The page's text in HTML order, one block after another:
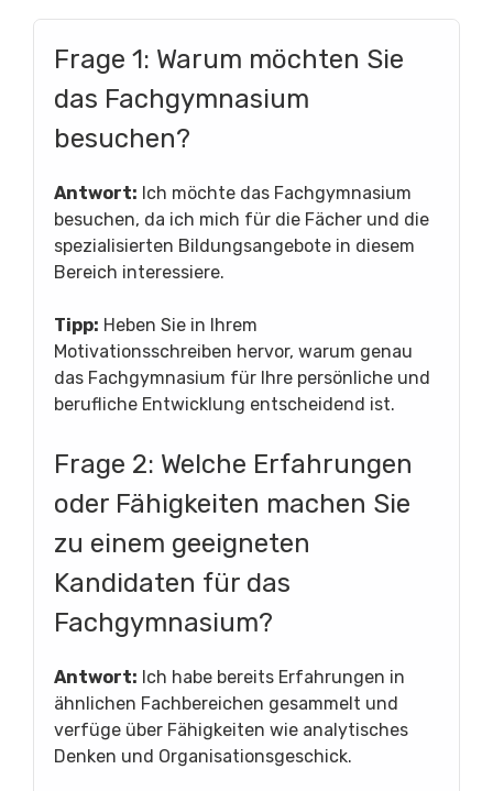
Frage 1: Warum möchten Sie
das Fachgymnasium
besuchen?
Antwort: Ich möchte das Fachgymnasium
besuchen, da ich mich für die Fächer und die
spezialisierten Bildungsangebote in diesem
Bereich interessiere.
Tipp: Heben Sie in Ihrem
Motivationsschreiben hervor, warum genau
das Fachgymnasium für Ihre persönliche und
berufliche Entwicklung entscheidend ist.
Frage 2: Welche Erfahrungen
oder Fähigkeiten machen Sie
zu einem geeigneten
Kandidaten für das
Fachgymnasium?
Antwort: Ich habe bereits Erfahrungen in
ähnlichen Fachbereichen gesammelt und
verfüge über Fähigkeiten wie analytisches
Denken und Organisationsgeschick.